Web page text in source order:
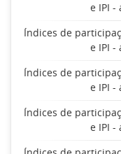
e IPI -
Índices de
e IPI -
Índices de
e IPI -
Índices de
e IPI -